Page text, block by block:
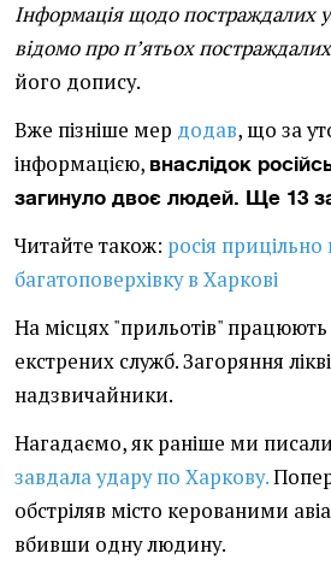
Інформація щодо постраждалих
відомо про пʼятьох
його допису.
Вже пізніше мер додав, що за
інформацією, внаслідок
загинуло двоє людей. Ще 13
Читайте також: росія
багатоповерхівку в Харкові
На місцях "прильотів" працюють
екстрених служб. Загоряння
надзвичайники.
Нагадаємо, як раніше ми
завдала удару по Харкову.
обстріляв місто керованими
вбивши одну людину.